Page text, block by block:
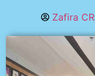
Zafira CR